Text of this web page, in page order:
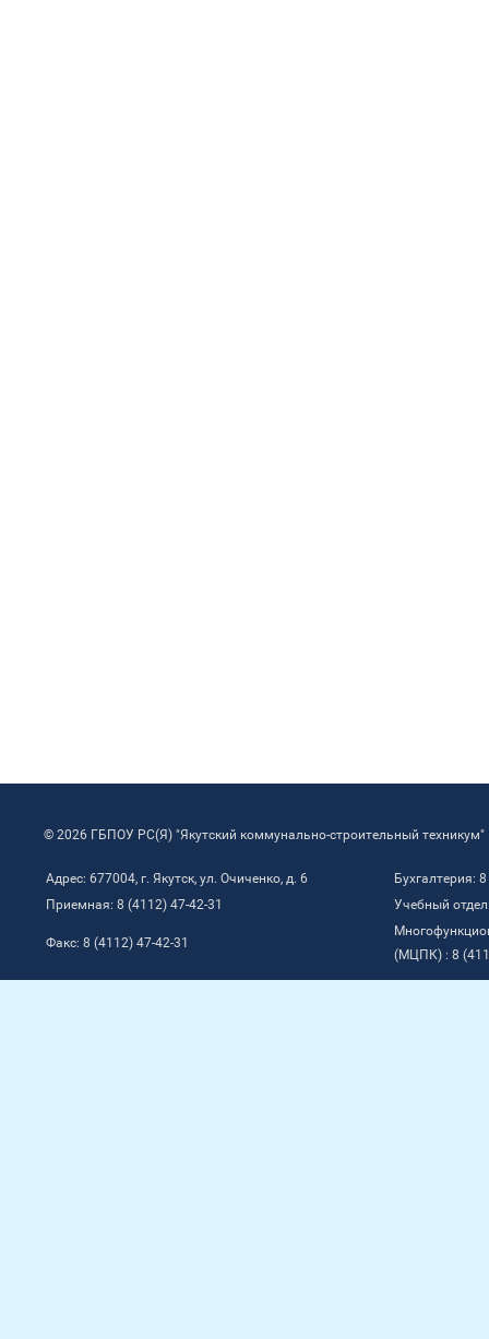
© 2026 ГБПОУ РС(Я) "Якутский коммунально-строительный техникум"
Адрес: 677004, г. Якутск, ул. Очиченко, д. 6
Бухгалтерия:
Приемная: 8 (4112) 47-42-31
Учебный
Факс: 8 (4112) 47-42-31
(МЦПК) : 8